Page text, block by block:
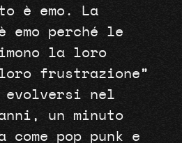
è emo. La
emo perché le
la loro
frustrazione”
nel
un minuto
come pop punk e